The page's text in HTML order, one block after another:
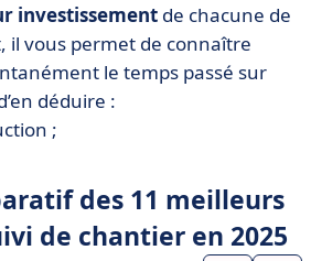
investissement de chacune de
il vous permet de connaître
le temps passé sur
déduire :
;
des 11 meilleurs
de chantier en 2025